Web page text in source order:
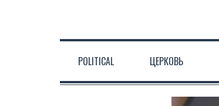
POLITICAL ЦЕРКОВЬ